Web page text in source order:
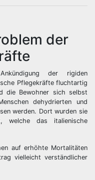
der
der rigiden
Pflegekräfte fluchtartig
die Bewohner sich selbst
dehydrierten und
werden. Dort wurden sie
welche das italienische
auf erhöhte Mortalitäten
vielleicht verständlicher